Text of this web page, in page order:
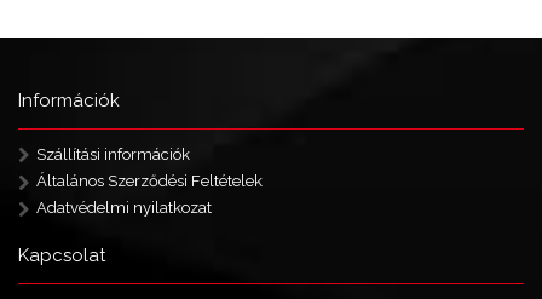
Információk
Szállítási információk
Általános Szerződési Feltételek
Adatvédelmi nyilatkozat
Kapcsolat